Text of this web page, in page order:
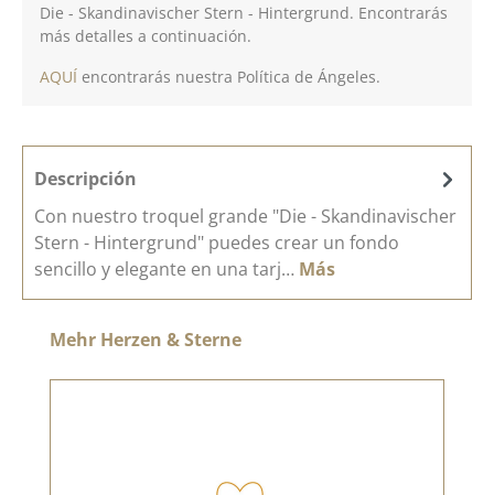
Die - Skandinavischer Stern - Hintergrund. Encontrarás
más detalles a continuación.
AQUÍ encontrarás nuestra Política de Ángeles.
Descripción
Con nuestro troquel grande "Die - Skandinavischer
Stern - Hintergrund" puedes crear un fondo
sencillo y elegante en una tarj… Más
Omitir la galería de productos
Mehr Herzen & Sterne